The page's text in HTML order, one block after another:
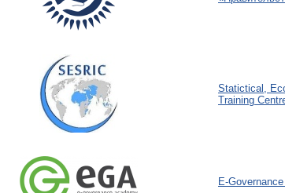
Statictical,
Training
E-